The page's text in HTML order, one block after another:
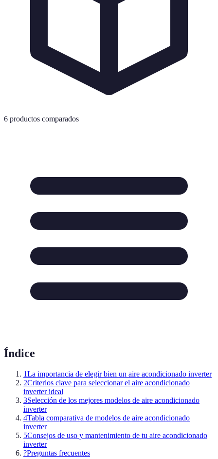
6 productos comparados
Índice
1La importancia de elegir bien un aire acondicionado inverter
2Criterios clave para seleccionar el aire acondicionado
inverter ideal
3Selección de los mejores modelos de aire acondicionado
inverter
4Tabla comparativa de modelos de aire acondicionado
inverter
5Consejos de uso y mantenimiento de tu aire acondicionado
inverter
?Preguntas frecuentes